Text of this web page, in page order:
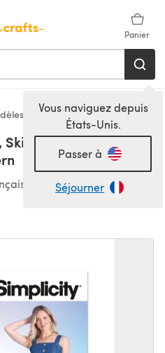
Panier
Vous naviguez depuis
États-Unis.
Passer à
Séjourner
Skirt, Pants and Shorts